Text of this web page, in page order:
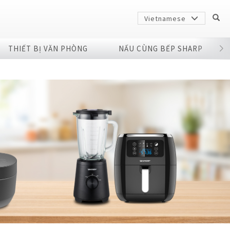
Vietnamese
THIẾT BỊ VĂN PHÒNG NẤU CÙNG BẾP SHARP